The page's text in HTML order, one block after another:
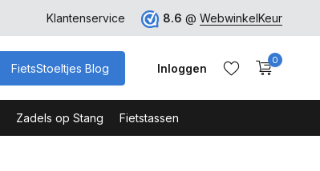
Klantenservice 8.6 @ WebwinkelKeur
FietsStoeltjes Blog Inloggen
0
Zadels op Stang Fietstassen